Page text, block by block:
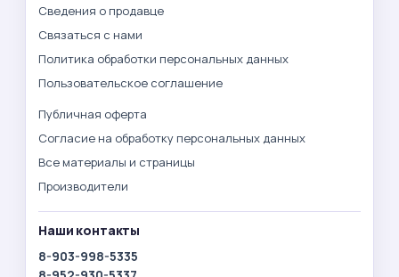
Сведения о продавце
Связаться с нами
Политика обработки персональных данных
Пользовательское соглашение
Публичная оферта
Согласие на обработку персональных данных
Все материалы и страницы
Производители
Наши контакты
8-903-998-5335